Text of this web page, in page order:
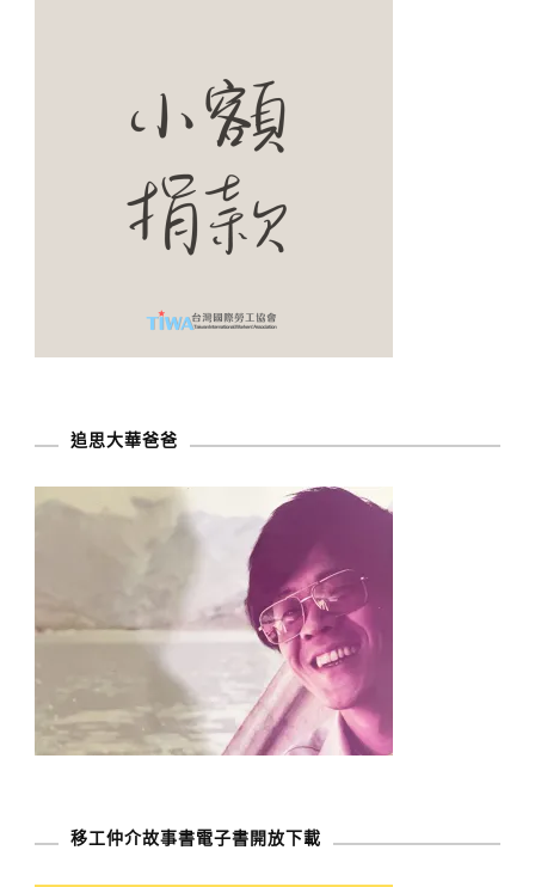
追思大華爸爸
移工仲介故事書電子書開放下載